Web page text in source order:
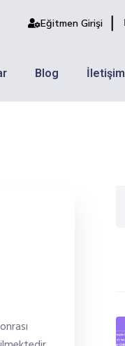
Eğitmen Girişi
Blog İletişim